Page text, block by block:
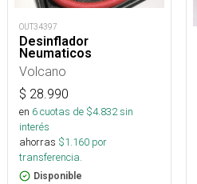
OUT34397
Desinflador
Neumaticos
Volcano
$ 28.990
en 6cuotas de $4.832sin
interés
ahorras $1.160 por
transferencia.
Disponible